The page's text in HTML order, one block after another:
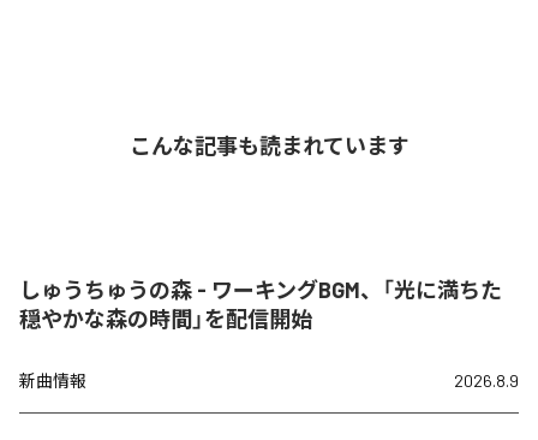
こんな記事も読まれています
しゅうちゅうの森 - ワーキングBGM、「光に満ちた
穏やかな森の時間」を配信開始
新曲情報 2026.8.9